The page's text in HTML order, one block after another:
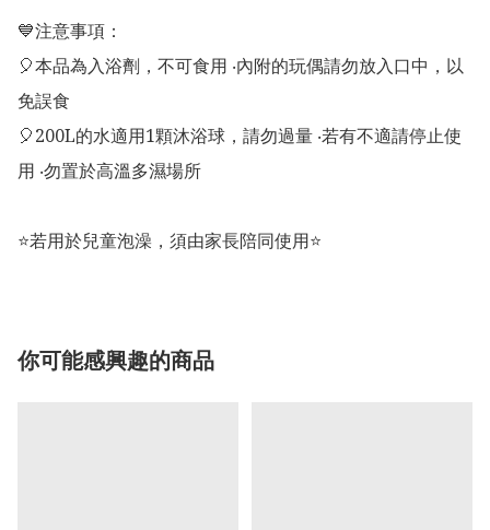
💙注意事項：
🎈本品為入浴劑，不可食用 ‧內附的玩偶請勿放入口中，以
免誤食
🎈200L的水適用1顆沐浴球，請勿過量 ‧若有不適請停止使
用 ‧勿置於高溫多濕場所
⭐若用於兒童泡澡，須由家長陪同使用⭐
你可能感興趣的商品